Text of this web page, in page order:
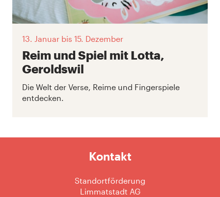
13. Januar bis 15. Dezember
Reim und Spiel mit Lotta,
Geroldswil
Die Welt der Verse, Reime und Fingerspiele
entdecken.
Kontakt
Standortförderung
Limmatstadt AG